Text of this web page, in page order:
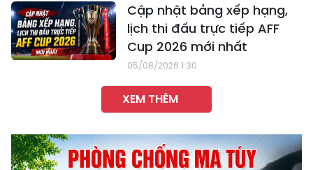
Cập nhật bảng xếp hạng,
lịch thi đấu trực tiếp AFF
Cup 2026 mới nhất
05/08/2026 1:30
XEM THÊM